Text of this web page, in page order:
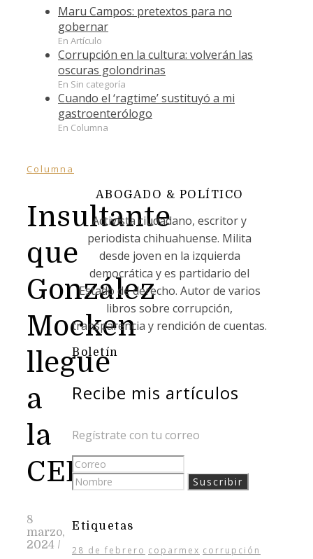
Maru Campos: pretextos para no
gobernar
En Artículo
Corrupción en la cultura: volverán las
oscuras golondrinas
En Sin categoría
Cuando el ‘ragtime’ sustituyó a mi
gastroenterólogo
En Columna
Columna
Insultante
que
González
Mocken
llegue
a
la
CEDH
8
marzo,
2024 /
ABOGADO & POLÍTICO
Activista ciudadano, escritor y
periodista chihuahuense. Milita
desde joven en la izquierda
democrática y es partidario del
Estado de derecho. Autor de varios
libros sobre corrupción,
transparencia y rendición de cuentas.
Boletín
Recibe mis artículos
Regístrate con tu correo
Etiquetas
28 de febrero coparmex corrupción